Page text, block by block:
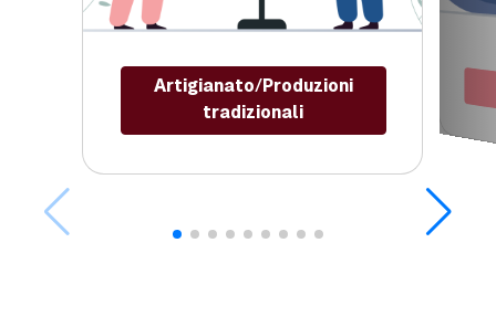
Artigianato/Produzioni
tradizionali